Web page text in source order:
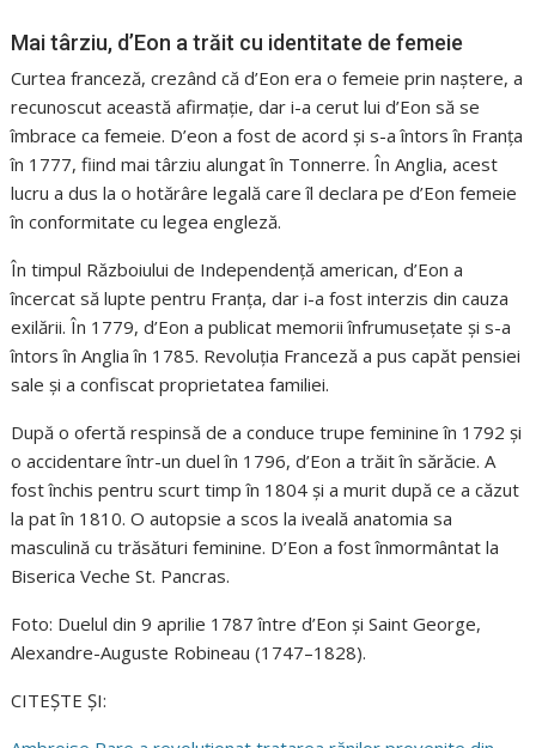
Mai târziu, d’Eon a trăit cu identitate de femeie
Curtea franceză, crezând că d’Eon era o femeie prin naștere, a
recunoscut această afirmație, dar i-a cerut lui d’Eon să se
îmbrace ca femeie. D’eon a fost de acord și s-a întors în Franța
în 1777, fiind mai târziu alungat în Tonnerre. În Anglia, acest
lucru a dus la o hotărâre legală care îl declara pe d’Eon femeie
în conformitate cu legea engleză.
În timpul Războiului de Independență american, d’Eon a
încercat să lupte pentru Franța, dar i-a fost interzis din cauza
exilării. În 1779, d’Eon a publicat memorii înfrumusețate și s-a
întors în Anglia în 1785. Revoluția Franceză a pus capăt pensiei
sale și a confiscat proprietatea familiei.
După o ofertă respinsă de a conduce trupe feminine în 1792 și
o accidentare într-un duel în 1796, d’Eon a trăit în sărăcie. A
fost închis pentru scurt timp în 1804 și a murit după ce a căzut
la pat în 1810. O autopsie a scos la iveală anatomia sa
masculină cu trăsături feminine. D’Eon a fost înmormântat la
Biserica Veche St. Pancras.
Foto: Duelul din 9 aprilie 1787 între d’Eon și Saint George,
Alexandre-Auguste Robineau (1747–1828).
CITEȘTE ȘI: